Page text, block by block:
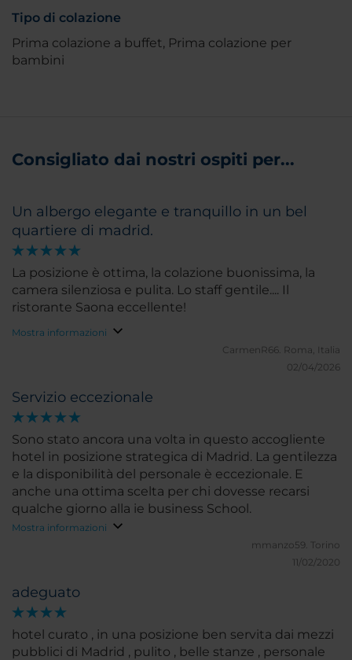
Tipo di colazione
Prima colazione a buffet, Prima colazione per
bambini
Consigliato dai nostri ospiti per...
Un albergo elegante e tranquillo in un bel
quartiere di madrid.
La posizione è ottima, la colazione buonissima, la
camera silenziosa e pulita. Lo staff gentile.... Il
ristorante Saona eccellente!
Mostra informazioni
CarmenR66.
Roma, Italia
02/04/2026
Servizio eccezionale
Sono stato ancora una volta in questo accogliente
hotel in posizione strategica di Madrid. La gentilezza
e la disponibilità del personale è eccezionale. E
anche una ottima scelta per chi dovesse recarsi
qualche giorno alla ie business School.
Mostra informazioni
mmanzo59.
Torino
11/02/2020
adeguato
hotel curato , in una posizione ben servita dai mezzi
pubblici di Madrid , pulito , belle stanze , personale